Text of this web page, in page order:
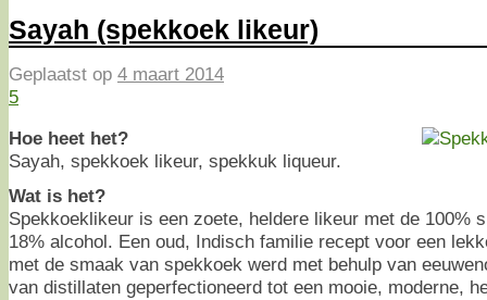
Sayah (spekkoek likeur)
Geplaatst op 4 maart 2014
5
Hoe heet het?
Sayah, spekkoek likeur, spekkuk liqueur.
Wat is het?
Spekkoeklikeur is een zoete, heldere likeur met de 100%
18% alcohol. Een oud, Indisch familie recept voor een
met de smaak van spekkoek werd met behulp van
van distillaten geperfectioneerd tot een mooie, moderne,